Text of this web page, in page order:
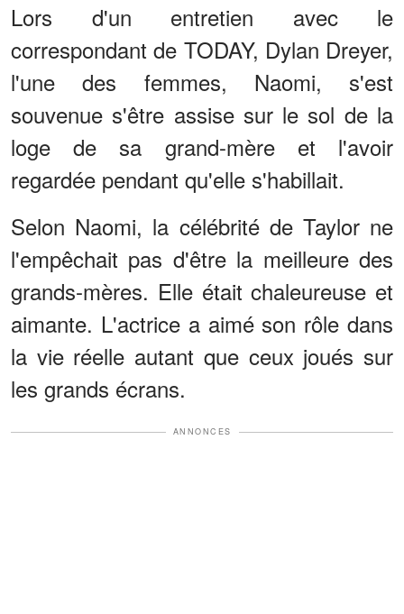
Lors d'un entretien avec le
correspondant de TODAY, Dylan Dreyer,
l'une des femmes, Naomi, s'est
souvenue s'être assise sur le sol de la
loge de sa grand-mère et l'avoir
regardée pendant qu'elle s'habillait.
Selon Naomi, la célébrité de Taylor ne
l'empêchait pas d'être la meilleure des
grands-mères. Elle était chaleureuse et
aimante. L'actrice a aimé son rôle dans
la vie réelle autant que ceux joués sur
les grands écrans.
ANNONCES